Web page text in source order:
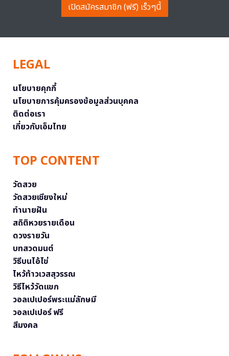
เปิดสมัครสมาชิก (ฟรี) เร็วๆนี้
LEGAL
นโยบายคุกกี้
นโยบายการคุ้มครองข้อมูลส่วนบุคคล
ติดต่อเรา
เกี่ยวกับเอ็มไทย
TOP CONTENT
วัดสวย
วัดสวยเชียงใหม่
ทำนายฝัน
สถิติหวยรายเดือน
ดวงรายวัน
บทสวดมนต์
วิธีบนไอ้ไข่
ไหว้ท้าวเวสสุวรรณ
วิธีไหว้วัดแขก
วอลเปเปอร์พระแม่ลักษมี
วอลเปเปอร์ ฟรี
สีมงคล